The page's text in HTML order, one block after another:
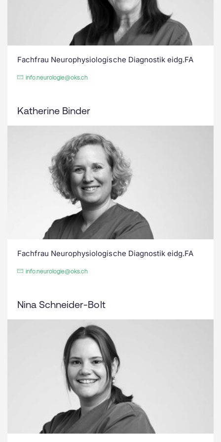
Fachfrau Neurophysiologische Diagnostik eidg.FA
info.neurologie@oks.ch
Katherine Binder
Fachfrau Neurophysiologische Diagnostik eidg.FA
info.neurologie@oks.ch
Nina Schneider-Bolt